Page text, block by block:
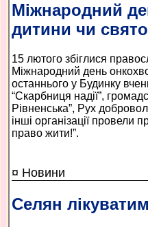
Міжнародний
дитини чи
15 лютого збіглися
Міжнародний день
останнього у Будинку
“Скарбниця надії”,
Рівненська”, Рух
інші організації провели
право жити!”.
¤ Новини
Селян